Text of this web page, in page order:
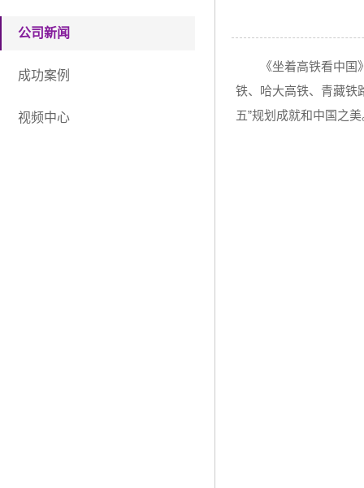
公司新闻
成功案例
视频中心
《坐着高铁看中
铁、哈大高铁、青藏铁
五”规划成就和中国之